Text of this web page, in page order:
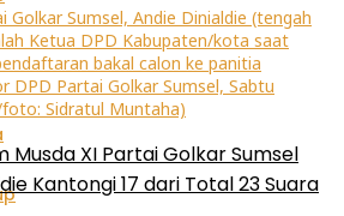
Musda XI Partai Golkar Sumsel
Kantongi 17 dari Total 23 Suara